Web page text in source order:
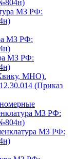
МЗ РФ:
МЗ РФ:
МЗ РФ:
МНО).
(Приказ
МЗ РФ:
МЗ РФ: